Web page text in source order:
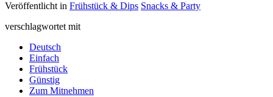
Veröffentlicht in Frühstück & Dips Snacks & Party
verschlagwortet mit
Deutsch
Einfach
Frühstück
Günstig
Zum Mitnehmen